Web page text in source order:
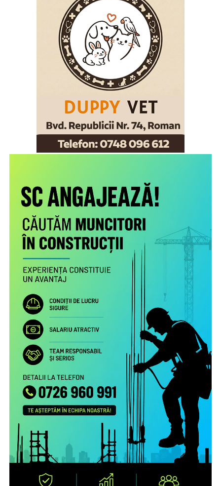
pot contribui la protejarea interesului superior al copilului
și la sprijinirea familiilor aflate în această situație”
inspectorul general al Poliției de Frontieră
Române, chestor principal de poliție Cornel Laurian
Scopul proiectului este creşterea gradului de
conştientizare a părinţilor români care muncesc în alte
state cu privire la nevoile copiilor rămaşi acasă,
necesitatea menţinerii comunicării cu aceştia şi cu
persoanele în grija cărora au rămas şi a legăturii cu
comunitatea de proveniență.
Proiectul include următoarele activități:
Studiu la nivel european privind patternurile de relaționare,
practicile de exercitare a rolului parental la distanță și
nevoile de sprijin ale familiilor transnaționale, în special ale
părinților români aflați la muncă în străinătate.
Campanie de informare și conștientizare cu privire la
nevoile copiilor rămaşi acasă, necesitatea menţinerii
comunicării cu aceştia şi cu persoanele în grija cărora au
rămas copiii şi a legăturii cu comunitatea de proveniență
(online, media) pentru peste 1.000.000 de români care
muncesc/trăiesc în alte state.
Servicii de informare şi consiliere pe teme psiho-
emoţionale şi juridice pentru 2.700 de părinţi români care